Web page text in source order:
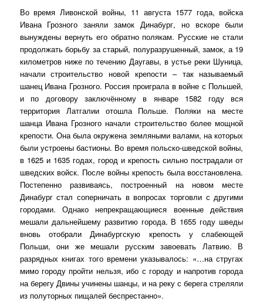
Во время Ливонской войны, 11 августа 1577 года, войска
Ивана Грозного заняли замок Динабург, но вскоре были
вынуждены вернуть его обратно полякам. Русские не стали
продолжать борьбу за старый, полуразрушенный, замок, а 19
километров ниже по течению Даугавы, в устье реки Шуница,
начали строительство новой крепости – так называемый
шанец Ивана Грозного. Россия проиграла в войне с Польшей,
и по договору заключённому в январе 1582 году вся
территория Латгалии отошла Польше. Поляки на месте
шанца Ивана Грозного начали строительство более мощной
крепости. Она была окружена земляными валами, на которых
были устроены бастионы. Во время польско-шведской войны,
в 1625 и 1635 годах, город и крепость сильно пострадали от
шведских войск. После войны крепость была восстановлена.
Постепенно развиваясь, построенный на новом месте
Динабург стал соперничать в вопросах торговли с другими
городами. Однако непрекращающиеся военные действия
мешали дальнейшему развитию города. В 1655 году шведы
вновь отобрали Динабургскую крепость у слабеющей
Польши, они же мешали русским завоевать Латвию. В
разрядных книгах того времени указывалось: «…на стругах
мимо городу пройти нельзя, ибо с городу и напротив города
на берегу Двины учинены шанцы, и на реку с берега стреляли
из полуторных пищалей беспрестанно».